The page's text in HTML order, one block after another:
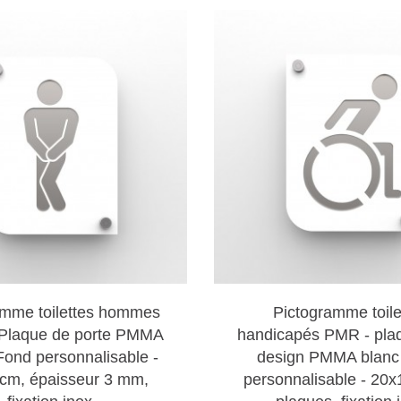
3D toilettes Homme
: Ce pictogramme en relief pour
immédiate.
fabrication
à effet 3D sont fabriqués en utilisant des
de plaques. La gravure laser permet une précision
superposition de plaques, quant à elle, ajoute de la
une variété de matériaux de haute qualité pour nos
pour sa transparence et sa durabilité, le
et résistant, le PVC est idéal pour des pictogrammes
toilettes hommes
de porte PMMA
personnalisable -
épaisseur 3 mm,
Pictogramme
handicapés PMR -
design PMMA
personnalisable -